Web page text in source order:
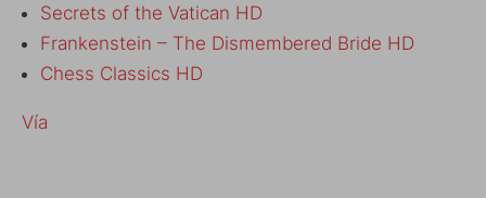
Secrets of the Vatican HD
Frankenstein – The Dismembered Bride HD
Chess Classics HD
Vía